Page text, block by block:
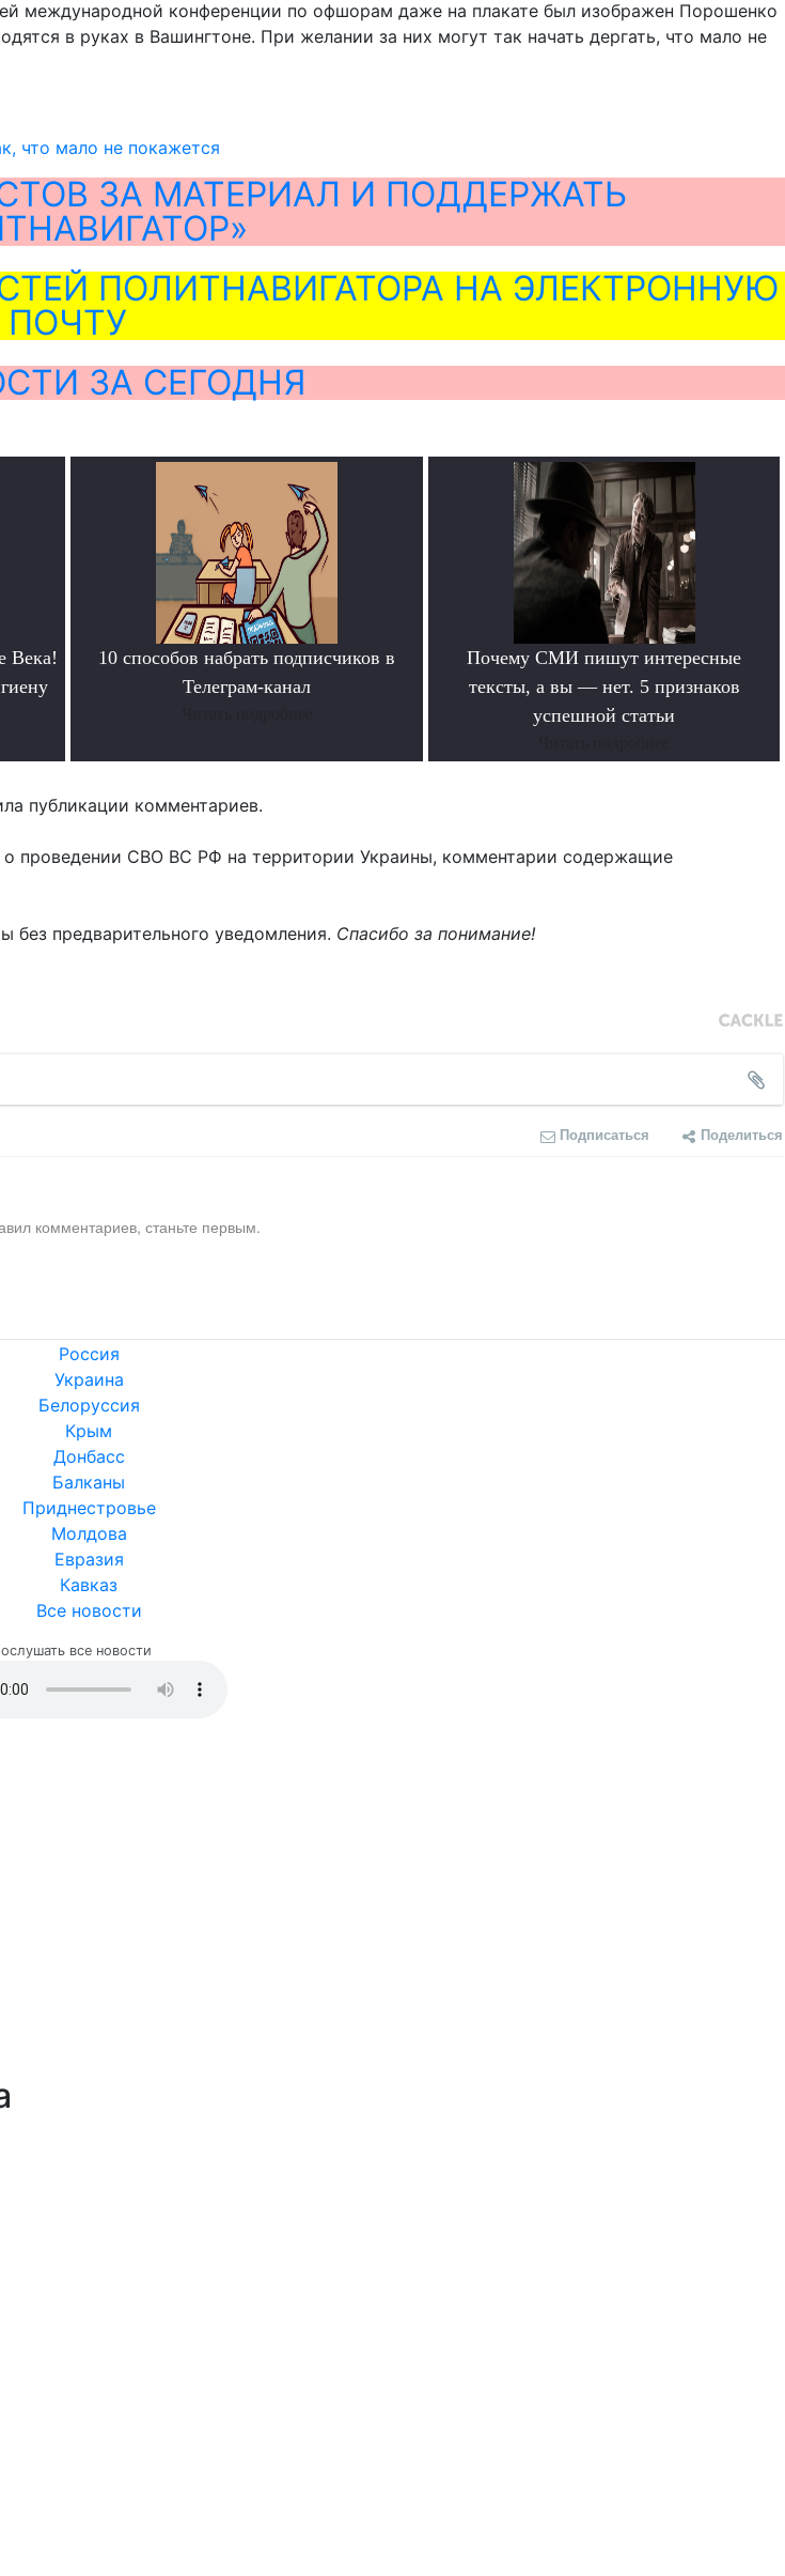
международной конференции по офшорам даже на плакате был изображен Порошенко
в руках в Вашингтоне. При желании за них могут так начать дергать, что мало не
что мало не покажется
ЗА МАТЕРИАЛ И ПОДДЕРЖАТЬ
ПОЛИТНАВИГАТОРА НА ЭЛЕКТРОННУЮ
ПОЧТУ
ЗА СЕГОДНЯ
Века!
10 способов набрать подписчиков в
Телеграм-канал
Почему СМИ пишут интересные
тексты, а вы — нет. 5 признаков
успешной статьи
публикации комментариев.
о проведении СВО ВС РФ на территории Украины, комментарии содержащие
без предварительного уведомления. Спасибо за понимание!
Подписаться Поделиться
комментариев, станьте первым.
Россия
Украина
Белоруссия
Крым
Донбасс
Балканы
Приднестровье
Молдова
Евразия
Кавказ
Все новости
все новости